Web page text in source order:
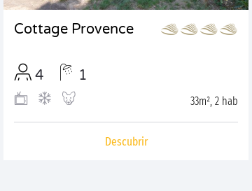
Cottage Provence
4 1
33m², 2 hab
Descubrir